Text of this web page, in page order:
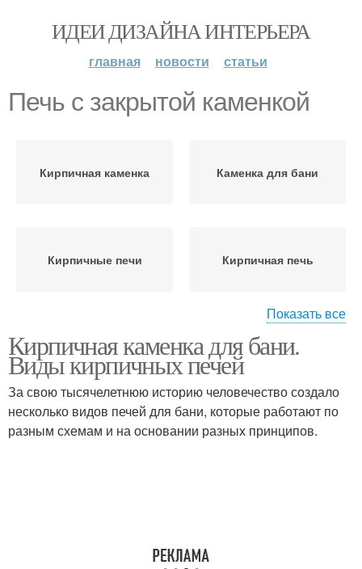
ИДЕИ ДИЗАЙНА ИНТЕРЬЕРА
главная новости статьи
Печь с закрытой каменкой
Кирпичная каменка Каменка для бани
Кирпичные печи Кирпичная печь
Печь для бани Банные печи
Печи с порядовкой Простая печь
Показать все
Кирпичная каменка для бани.
Виды кирпичных печей
За свою тысячелетнюю историю человечество создало
несколько видов печей для бани, которые работают по
разным схемам и на основании разных принципов.